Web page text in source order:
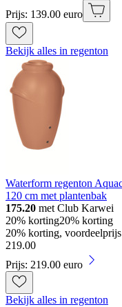
Prijs: 139.00 euro
Bekijk alles in regenton
Waterform regenton
120 cm met plantenbak
175.20 met Club Karwei
20% korting20% korting
20% korting,
219.00
Prijs: 219.00 euro
Bekijk alles in regenton